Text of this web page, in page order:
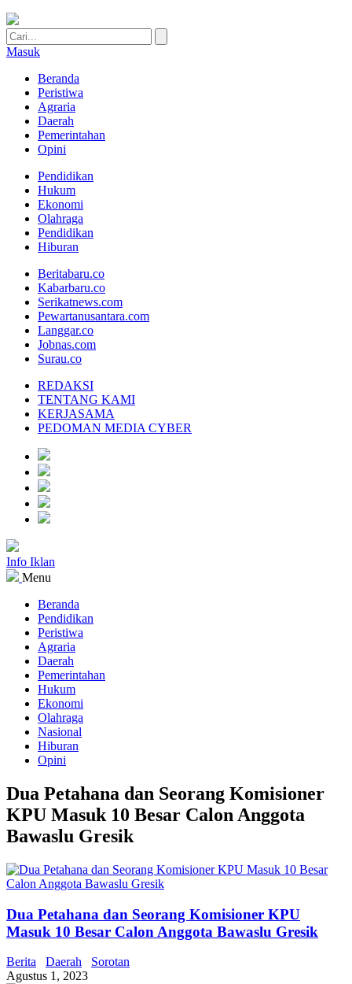
Masuk
Beranda
Peristiwa
Agraria
Daerah
Pemerintahan
Opini
Pendidikan
Hukum
Ekonomi
Olahraga
Pendidikan
Hiburan
Beritabaru.co
Kabarbaru.co
Serikatnews.com
Pewartanusantara.com
Langgar.co
Jobnas.com
Surau.co
REDAKSI
TENTANG KAMI
KERJASAMA
PEDOMAN MEDIA CYBER
Info Iklan
Menu
Beranda
Pendidikan
Peristiwa
Agraria
Daerah
Pemerintahan
Hukum
Ekonomi
Olahraga
Nasional
Hiburan
Opini
Dua Petahana dan Seorang Komisioner
KPU Masuk 10 Besar Calon Anggota
Bawaslu Gresik
Dua Petahana dan Seorang Komisioner KPU
Masuk 10 Besar Calon Anggota Bawaslu Gresik
Berita Daerah
Sorotan
Agustus 1, 2023